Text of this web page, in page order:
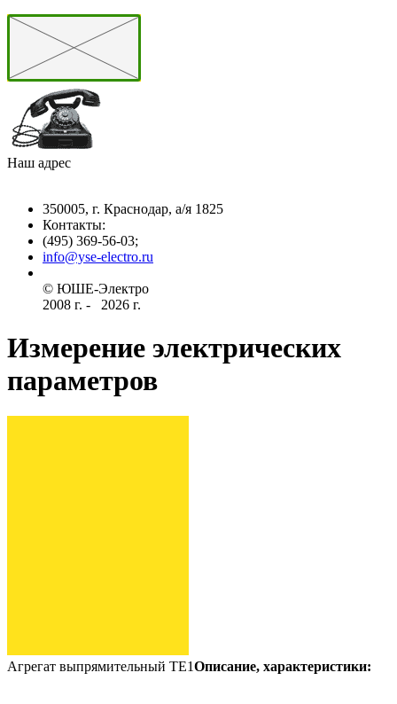
Наш адрес
350005, г. Краснодар, а/я 1825
Контакты: ­
(495) 369-56-03;
info@yse-electro.ru­
© ЮШЕ-Эл­ектро ­
2008 г­. - ­ ­­­­­
2026 г.
Измерение электрических
параметров
Агрегат выпрямительный ТЕ1Описание, характеристики: